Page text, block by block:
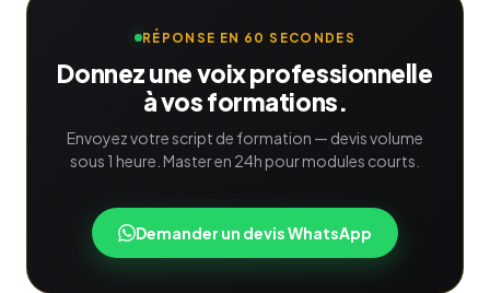
RÉPONSE EN 60 SECONDES
Donnez une voix professionnelle
à vos formations.
Envoyez votre script de formation — devis volume
sous 1 heure. Master en 24h pour modules courts.
Demander un devis WhatsApp